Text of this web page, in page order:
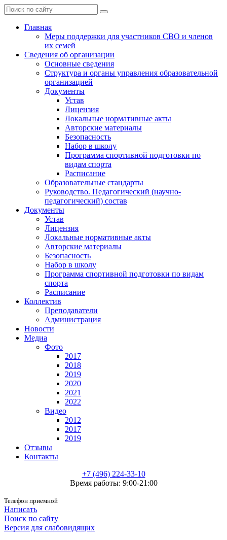
Главная
Меры поддержки для участников СВО и членов
их семей
Сведения об организации
Основные сведения
Структура и органы управления образовательной
организацией
Документы
Устав
Лицензия
Локальные нормативные акты
Авторские материалы
Безопасность
Набор в школу
Программа спортивной подготовки по
видам спорта
Расписание
Образовательные стандарты
Руководство. Педагогический (научно-
педагогический) состав
Документы
Устав
Лицензия
Локальные нормативные акты
Авторские материалы
Безопасность
Набор в школу
Программа спортивной подготовки по видам
спорта
Расписание
Коллектив
Преподаватели
Администрация
Новости
Медиа
Фото
2017
2018
2019
2020
2021
2022
Видео
2012
2017
2019
Отзывы
Контакты
+7 (496) 224-33-10
Время работы: 9:00-21:00
Телефон приемной
Написать
Поиск по сайту
Версия для слабовидящих